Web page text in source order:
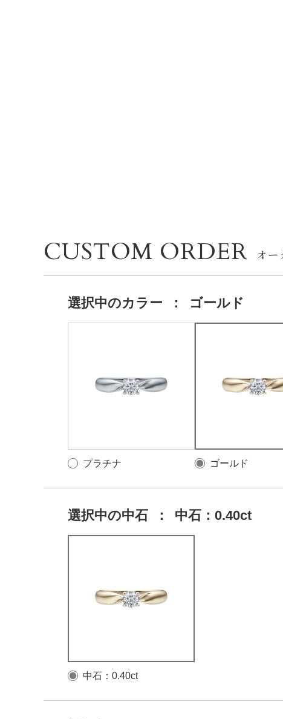
CUSTOM ORDER
選択中のカラー ： ゴールド
プラチナ ゴールド
選択中の中石 ： 中石：0.40ct
中石：0.40ct